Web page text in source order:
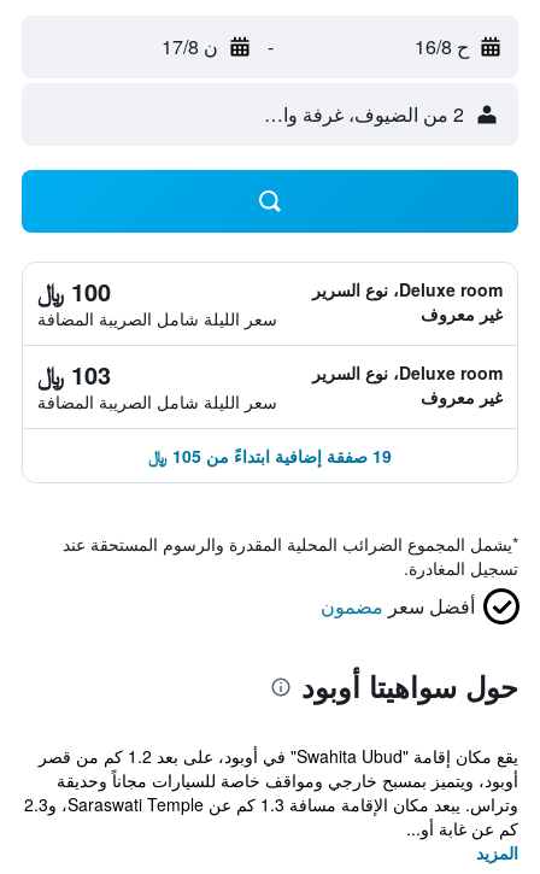
ح 16/8 - ن 17/8
2 من الضيوف، غرفة واحدة
Deluxe room، نوع السرير
غير معروف
100 ﷼
سعر الليلة شامل الصريبة المضافة
Deluxe room، نوع السرير
غير معروف
103 ﷼
سعر الليلة شامل الصريبة المضافة
19 صفقة إضافية ابتداءً من 105 ﷼
*يشمل المجموع الضرائب المحلية المقدرة والرسوم المستحقة عند
تسجيل المغادرة.
أفضل سعر مضمون
حول سواهيتا أوبود
يقع مكان إقامة "Swahita Ubud" في أوبود، على بعد 1.2 كم من قصر
أوبود، ويتميز بمسبح خارجي ومواقف خاصة للسيارات مجاناً وحديقة
وتراس. يبعد مكان الإقامة مسافة 1.3 كم عن Saraswati Temple، و2.3
كم عن غابة أو...
المزيد